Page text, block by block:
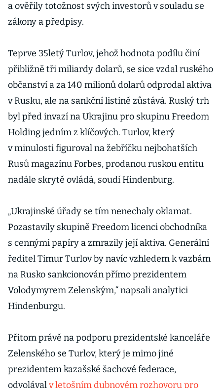
a ověřily totožnost svých investorů v souladu se
zákony a předpisy.
Teprve 35letý Turlov, jehož hodnota podílu činí
přibližně tři miliardy dolarů, se sice vzdal ruského
občanství a za 140 milionů dolarů odprodal aktiva
v Rusku, ale na sankční listině zůstává. Ruský trh
byl před invazí na Ukrajinu pro skupinu Freedom
Holding jedním z klíčových. Turlov, který
v minulosti figuroval na žebříčku nejbohatších
Rusů magazínu Forbes, prodanou ruskou entitu
nadále skrytě ovládá, soudí Hindenburg.
„Ukrajinské úřady se tím nenechaly oklamat.
Pozastavily skupině Freedom licenci obchodníka
s cennými papíry a zmrazily její aktiva. Generální
ředitel Timur Turlov by navíc vzhledem k vazbám
na Rusko sankcionován přímo prezidentem
Volodymyrem Zelenským,“ napsali analytici
Hindenburgu.
Přitom právě na podporu prezidentské kanceláře
Zelenského se Turlov, který je mimo jiné
prezidentem kazašské šachové federace,
odvolávalv letošním dubnovém rozhovoru pro